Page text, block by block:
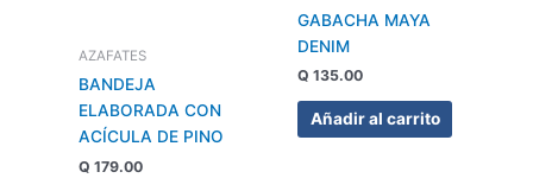
AZAFATES
BANDEJA
ELABORADA CON
ACÍCULA DE PINO
Q 179.00
GABACHA MAYA
DENIM
Q 135.00
Añadir al carrito